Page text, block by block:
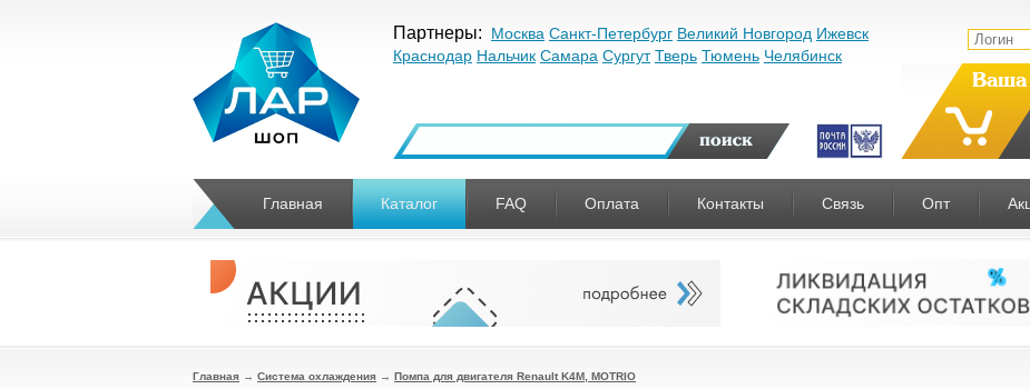
Партнеры: Москва Санкт-Петербург Великий Новгород Ижевск
Краснодар Нальчик Самара Сургут Тверь Тюмень Челябинск
Ваша
Главная Каталог FAQ Оплата Контакты Связь Опт
Главная → Система охлаждения → Помпа для двигателя Renault K4M, MOTRIO